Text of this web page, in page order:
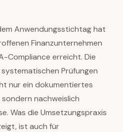
Anwendungsstichtag hat
Finanzunternehmen
Compliance erreicht. Die
Prüfungen
nur ein dokumentiertes
sondern nachweislich
Was die Umsetzungspraxis
ist auch für